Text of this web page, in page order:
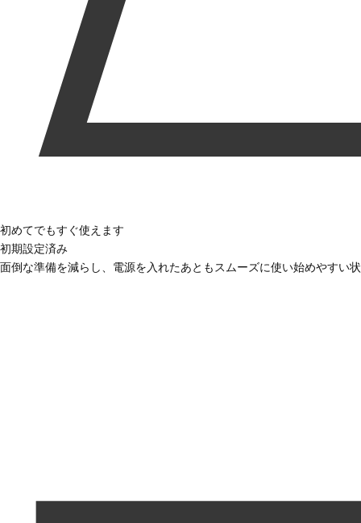
初めてでもすぐ使えます
初期設定済み
面倒な準備を減らし、電源を入れたあともスムーズに使い始めやすい